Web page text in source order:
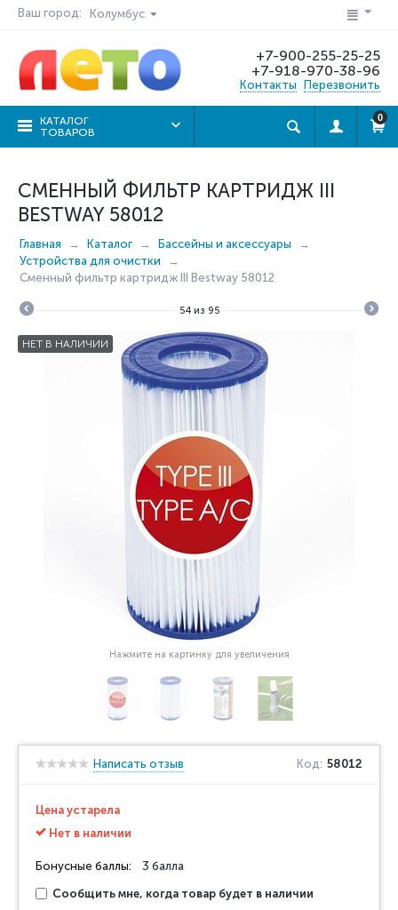
Ваш город: Колумбус
+7-900-255-25-25
+7-918-970-38-96
Контакты Перезвонить
КАТАЛОГ
ТОВАРОВ
0
СМЕННЫЙ ФИЛЬТР КАРТРИДЖ III
BESTWAY 58012
Главная Каталог
Бассейны и аксессуары
Устройства для очистки
Сменный фильтр картридж III Bestway 58012
54 из 95
НЕТ В НАЛИЧИИ
Нажмите на картинку для увеличения
Написать отзыв Код: 58012
Цена устарела
Нет в наличии
Бонусные баллы: 3 балла
Сообщить мне, когда товар будет в наличии